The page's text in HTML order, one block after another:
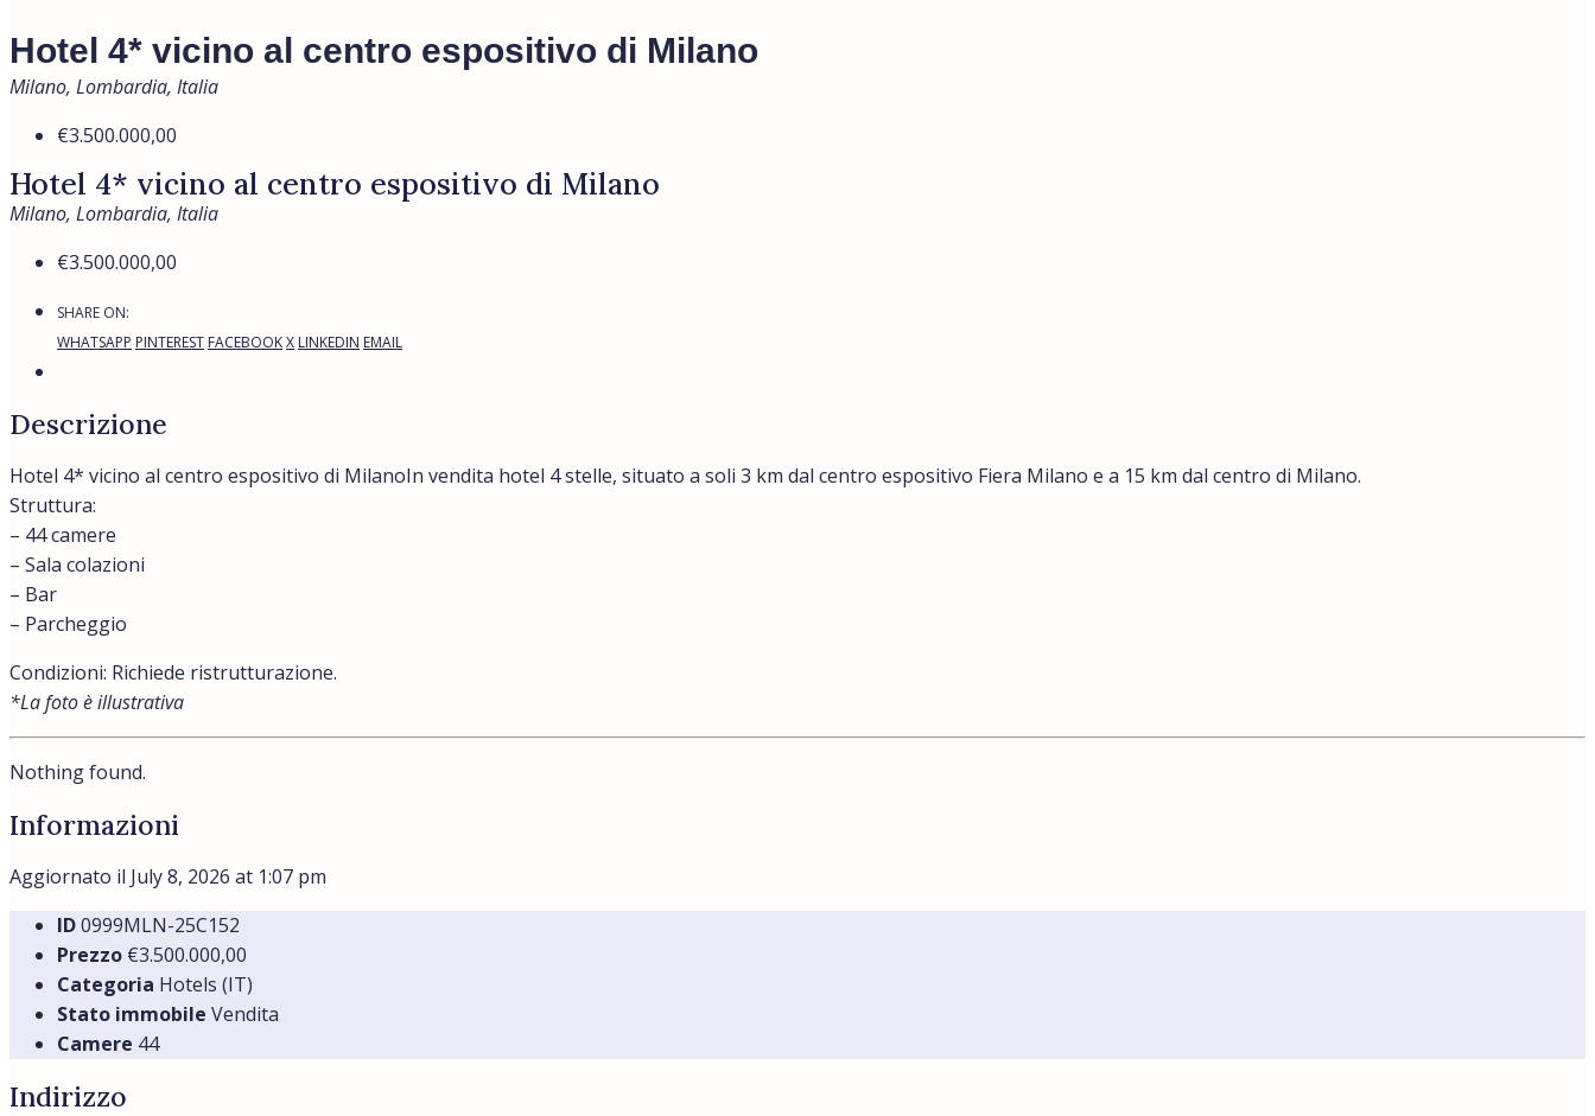
Hotel 4* vicino al centro espositivo di Milano
Milano, Lombardia, Italia
€3.500.000,00
Hotel 4* vicino al centro espositivo di Milano
Milano, Lombardia, Italia
€3.500.000,00
SHARE ON:
WHATSAPP PINTEREST FACEBOOKX LINKEDIN EMAIL
Descrizione
Hotel 4* vicino al centro espositivo di MilanoIn vendita hotel 4 stelle, situato a soli 3 km dal centro espositivo Fiera Milano e a 15 km dal centro di Milano.
Struttura:
– 44 camere
– Sala colazioni
– Bar
– Parcheggio
Condizioni: Richiede ristrutturazione.
*La foto è illustrativa
Nothing found.
Informazioni
Aggiornato il July 8, 2026 at 1:07 pm
ID0999MLN-25С152
Prezzo €3.500.000,00
Categoria Hotels (IT)
Stato immobile Vendita
Camere 44
Indirizzo